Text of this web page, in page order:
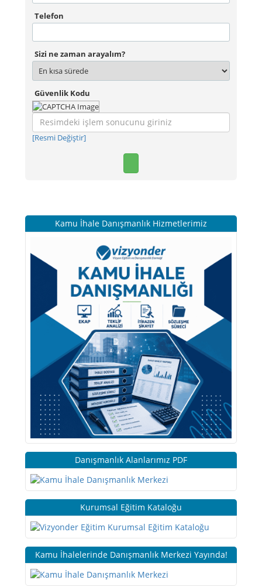
Telefon
Sizi ne zaman arayalım?
Güvenlik Kodu
[Resmi Değiştir]
Kamu İhale Danışmanlık Hizmetlerimiz
Danışmanlık Alanlarımız PDF
Kurumsal Eğitim Kataloğu
Kamu İhalelerinde Danışmanlık Merkezi Yayında!